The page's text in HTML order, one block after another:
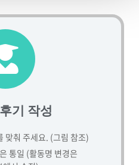
기 작성
맞춰 주세요. (그림 참조)
은 통일 (활동명 변경은